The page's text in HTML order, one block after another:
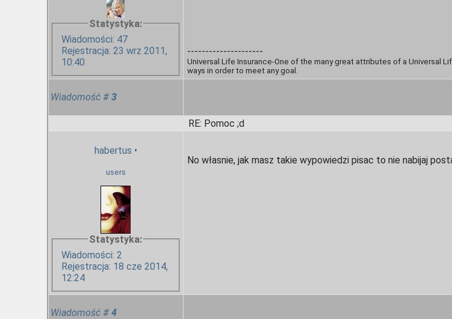
Statystyka:
Wiadomości: 47
Rejestracja: 23 wrz 2011,
10:40
---------------------
Universal Life Insurance-One of the many great attributes of a Universal
ways in order to meet any goal.
Wiadomość # 3
RE: Pomoc ;d
habertus •
users
Statystyka:
Wiadomości: 2
Rejestracja: 18 cze 2014,
12:24
No własnie, jak masz takie wypowiedzi pisac to nie nabijaj
Wiadomość # 4